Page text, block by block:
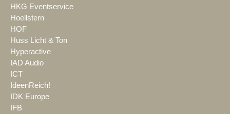
HKG Eventservice
Hoellstern
HOF
Huss Licht & Ton
Hyperactive
IAD Audio
ICT
IdeenReich!
IDK Europe
IFB